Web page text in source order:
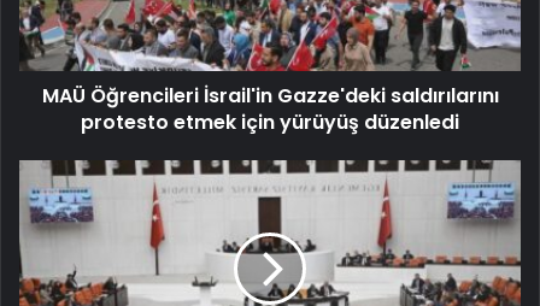
MAÜ Öğrencileri İsrail'in Gazze'deki saldırılarını
protesto etmek için yürüyüş düzenledi